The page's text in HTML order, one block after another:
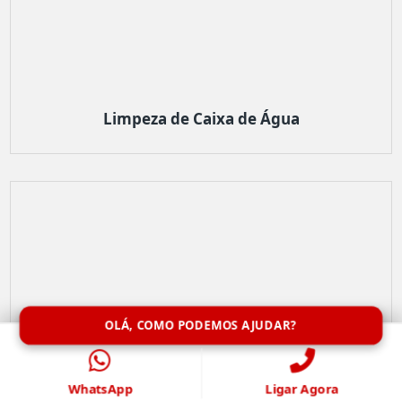
Limpeza de Caixa de Água
OLÁ, COMO PODEMOS AJUDAR?
WhatsApp Ligar Agora